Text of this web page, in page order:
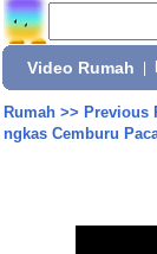
Video Rumah
Rumah>> Previous
ngkas Cemburu